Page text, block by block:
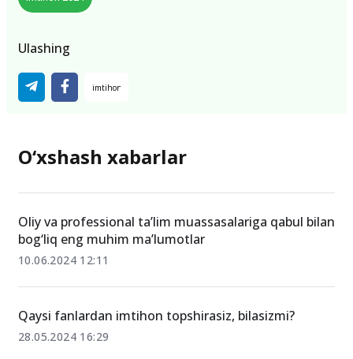
Ulashing
O‘xshash xabarlar
Oliy va professional ta’lim muassasalariga qabul bilan
bog‘liq eng muhim ma’lumotlar
10.06.2024 12:11
Qaysi fanlardan imtihon topshirasiz, bilasizmi?
28.05.2024 16:29